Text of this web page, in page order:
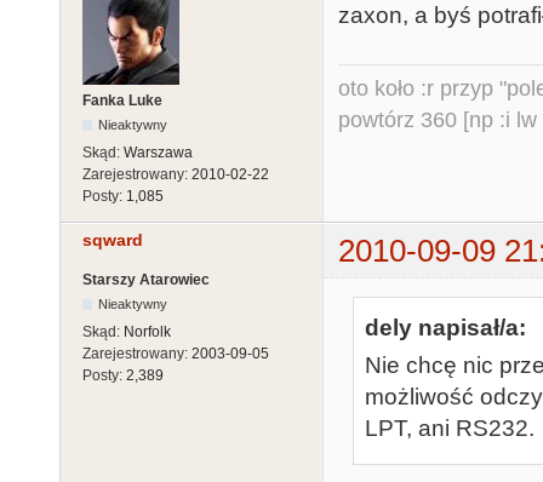
Fanka Luke
Nieaktywny
Skąd: Warszawa
Zarejestrowany: 2010-02-22
Posty: 1,085
zaxon, a byś
oto koło :r przyp
powtórz 360 [np :i lw
sqward 2010-09-09
Starszy Atarowiec
Nieaktywny
Skąd: Norfolk
Zarejestrowany: 2003-09-05
Posty: 2,389
dely napisał/a:
Nie chcę nic
możliwość
LPT, ani RS232.